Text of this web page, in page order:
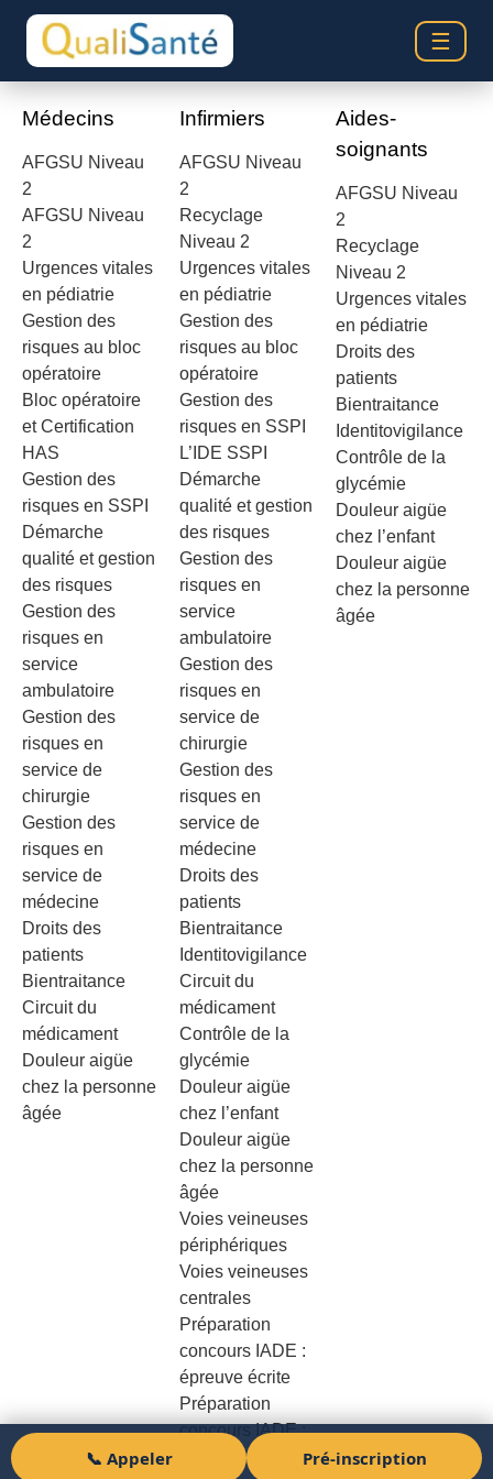
☰
Médecins
AFGSU Niveau
2
AFGSU Niveau
2
Urgences vitales
en pédiatrie
Gestion des
risques au bloc
opératoire
Bloc opératoire
et Certification
HAS
Gestion des
risques en SSPI
Démarche
qualité et gestion
des risques
Gestion des
risques en
service
ambulatoire
Gestion des
risques en
service de
chirurgie
Gestion des
risques en
service de
médecine
Droits des
patients
Bientraitance
Circuit du
médicament
Douleur aigüe
chez la personne
âgée
Infirmiers
AFGSU Niveau
2
Recyclage
Niveau 2
Urgences vitales
en pédiatrie
Gestion des
risques au bloc
opératoire
Gestion des
risques en SSPI
L’IDE SSPI
Démarche
qualité et gestion
des risques
Gestion des
risques en
service
ambulatoire
Gestion des
risques en
service de
chirurgie
Gestion des
risques en
service de
médecine
Droits des
patients
Bientraitance
Identitovigilance
Circuit du
médicament
Contrôle de la
glycémie
Douleur aigüe
chez l’enfant
Douleur aigüe
chez la personne
âgée
Voies veineuses
périphériques
Voies veineuses
centrales
Préparation
concours IADE :
épreuve écrite
Préparation
concours IADE :
épreuve orale
Aides-
soignants
AFGSU Niveau
2
Recyclage
Niveau 2
Urgences vitales
en pédiatrie
Droits des
patients
Bientraitance
Identitovigilance
Contrôle de la
glycémie
Douleur aigüe
chez l’enfant
Douleur aigüe
chez la personne
âgée
📞 Appeler Pré-inscription